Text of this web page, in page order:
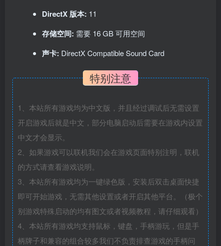
DirectX 版本: 11
存储空间: 需要 16 GB 可用空间
声卡: DirectX Compatible Sound Card
特别注意
1、本站所有游戏均为中文版，并且经过调试后无需设置
开启游戏后就是中文，部分电脑启动后需要在游戏内设置
中文才会显示。
2、如果游戏可以联机我们会在游戏页面特别注明，联机
的方式请查看游戏说明。
3、本站所有游戏均为一键绿色版，安装后双击桌面快捷
即可开始游戏，无需其他设置或者开启其他平台。（极个
别游戏特殊启动的均有图文或者视频教程，请仔细观看）
4、本站所有游戏均支持鼠标，键盘，手柄游玩，但是手
柄牌子和兼容的组合较多我们不负责排查游戏的手柄问